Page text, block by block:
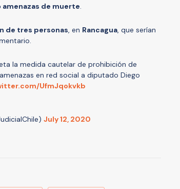
de muerte.
de tres personas, en Rancagua, que serían
la medida cautelar de prohibición de
en red social a diputado Diego
UfmJqokvkb
July 12, 2020